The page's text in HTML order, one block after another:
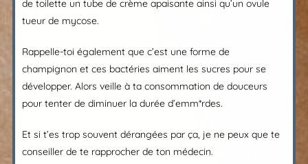
de toilette un tube de crème apaisante ainsi qu’un ovule
tueur de mycose.
Rappelle-toi également que c’est une forme de
champignon et ces bactéries aiment les sucres pour se
développer. Alors veille à ta consommation de douceurs
pour tenter de diminuer la durée d’emm*rdes.
Et si t’es trop souvent dérangées par ça, je ne peux que te
conseiller de te rapprocher de ton médecin.